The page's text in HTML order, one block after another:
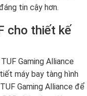
tin cậy hơn.
cho thiết kế
Gaming Alliance
máy bay tàng hình
Gaming Alliance để